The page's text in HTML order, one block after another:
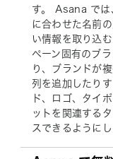
す。 Asana では
に合わせた名前
い情報を取り込
ペーン固有のブ
り、ブランドが
列を追加したり
ド、ロゴ、タイ
ットを関連する
スできるようにし